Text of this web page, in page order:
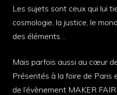
Les sujets sont ceux qui lui
cosmologie, la justice, le
des éléments…
Mais parfois aussi au cœur
Présentés à la foire de Paris
de l’évènement MAKER